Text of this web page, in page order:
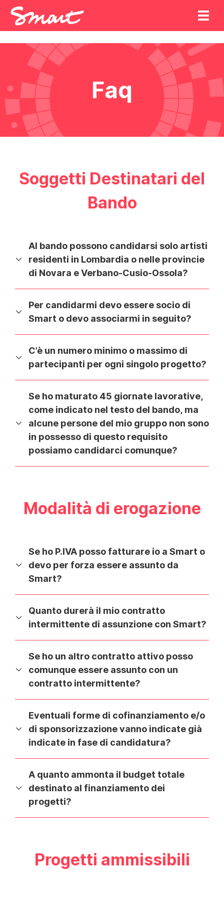
Faq
Soggetti Destinatari del
Bando
Al bando possono candidarsi solo artisti
residenti in Lombardia o nelle provincie
di Novara e Verbano-Cusio-Ossola?
Per candidarmi devo essere socio di
Smart o devo associarmi in seguito?
C’è un numero minimo o massimo di
partecipanti per ogni singolo progetto?
Se ho maturato 45 giornate lavorative,
come indicato nel testo del bando, ma
alcune persone del mio gruppo non sono
in possesso di questo requisito
possiamo candidarci comunque?
Modalità di erogazione
Se ho P.IVA posso fatturare io a Smart o
devo per forza essere assunto da
Smart?
Quanto durerà il mio contratto
intermittente di assunzione con Smart?
Se ho un altro contratto attivo posso
comunque essere assunto con un
contratto intermittente?
Eventuali forme di cofinanziamento e/o
di sponsorizzazione vanno indicate già
indicate in fase di candidatura?
A quanto ammonta il budget totale
destinato al finanziamento dei
progetti?
Progetti ammissibili